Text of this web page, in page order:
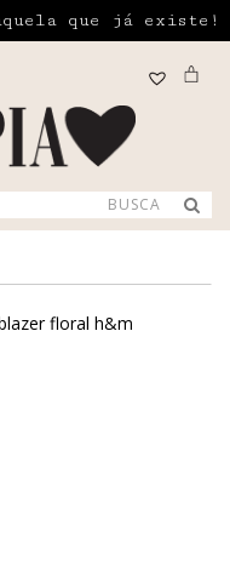
que já existe!
floral h&m